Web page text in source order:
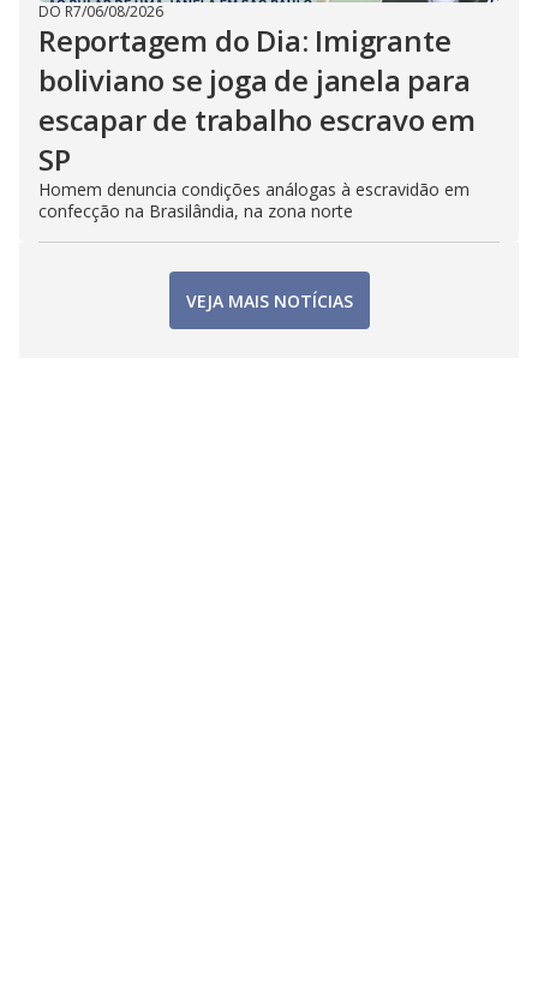
DO R7/06/08/2026
Reportagem do Dia: Imigrante
boliviano se joga de janela para
escapar de trabalho escravo em
SP
Homem denuncia condições análogas à escravidão em
confecção na Brasilândia, na zona norte
VEJA MAIS NOTÍCIAS